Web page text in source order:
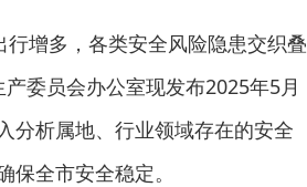
行增多，各类安全风险隐患交织叠
委员会办公室现发布2025年5月
分析属地、行业领域存在的安全
全市安全稳定。